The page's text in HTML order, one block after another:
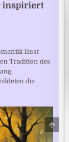
inspiriert
lässt
Tradition des
die
TO